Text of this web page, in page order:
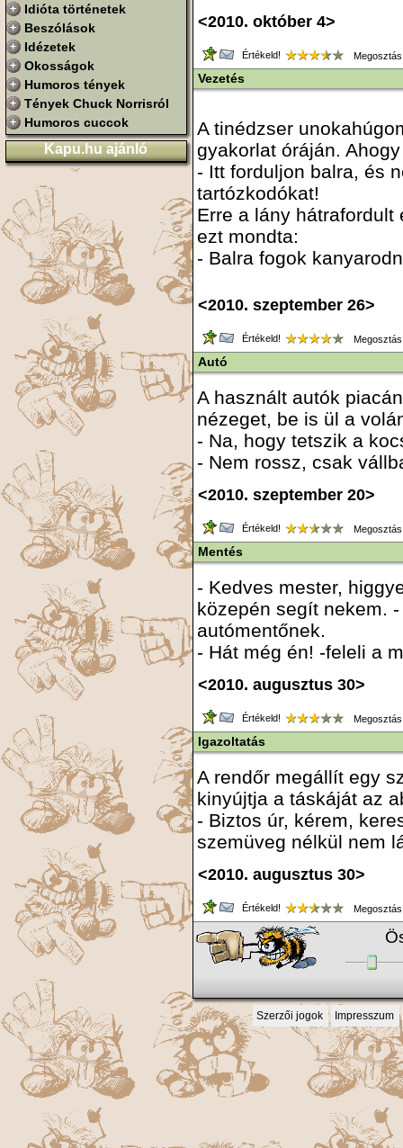
Idióta történetek
Beszólások
Idézetek
Okosságok
Humoros tények
Tények Chuck Norrisról
Humoros cuccok
Kapu.hu ajánló
<2010. október 4>
Értékeld!
Vezetés
A tinédzser
gyakorlat óráján.
- Itt forduljon balra, és
tartózkodókat!
Erre a lány
ezt mondta:
- Balra fogok
<2010. szeptember 26>
Értékeld!
Autó
A használt autók
nézeget, be is ül a
- Na, hogy tetszik a
- Nem rossz, csak
<2010. szeptember 20>
Értékeld!
Mentés
- Kedves mester,
közepén segít nekem.
autómentőnek.
- Hát még én! -feleli a
<2010. augusztus 30>
Értékeld!
Igazoltatás
A rendőr megállít egy
kinyújtja a táskáját az
- Biztos úr, kérem,
szemüveg nélkül nem
<2010. augusztus 30>
Értékeld!
Szerzői jogok Impresszum